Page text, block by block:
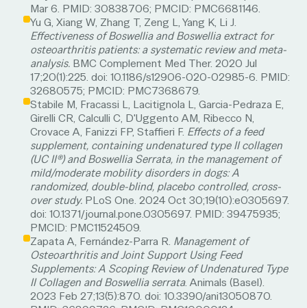
Mar 6. PMID: 30838706; PMCID: PMC6681146.
Yu G, Xiang W, Zhang T, Zeng L, Yang K, Li J.
Effectiveness of Boswellia and Boswellia extract for
osteoarthritis patients: a systematic review and meta-
analysis.BMC Complement Med Ther. 2020 Jul
17;20(1):225. doi: 10.1186/s12906-020-02985-6. PMID:
32680575; PMCID: PMC7368679.
Stabile M, Fracassi L, Lacitignola L, Garcia-Pedraza E,
Girelli CR, Calculli C, D'Uggento AM, Ribecco N,
Crovace A, Fanizzi FP, Staffieri F. Effects of a feed
supplement, containing undenatured type II collagen
(UC II®) and Boswellia Serrata, in the management of
mild/moderate mobility disorders in dogs: A
randomized, double-blind, placebo controlled, cross-
over study.PLoS One. 2024 Oct 30;19(10):e0305697.
doi: 10.1371/journal.pone.0305697. PMID: 39475935;
PMCID: PMC11524509.
Zapata A, Fernández-Parra R. Management of
Osteoarthritis and Joint Support Using Feed
Supplements: A Scoping Review of Undenatured Type
II Collagen and Boswellia serrata. Animals (Basel).
2023 Feb 27;13(5):870. doi: 10.3390/ani13050870.